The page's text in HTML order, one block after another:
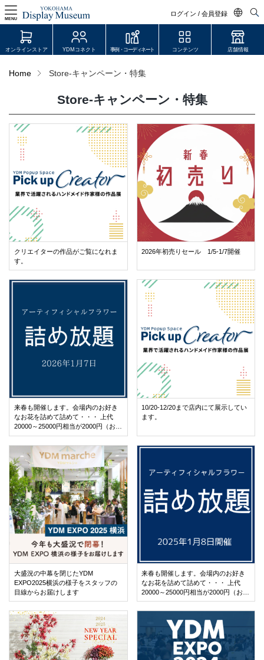
ログイン / 会員登録
日本語
MENU
ログイン・会員登録
オンラインストア
YDM Connect
会員登録・取引申請
リンク
JDCA(ディスプレイスクール)
店舗情報・営業日
会社情報
採用情報
お問い合わせ
プライバシーポリシー
オンラインストア YDMコネクト 事例・コーディネート コンテンツ 店舗情報
Home Store-キャンペーン・特集
Store-キャンペーン・特集
クリエイターの作品がご覧になれま
す。
2026年初売りセール 1/5-1/7開催
来春も開催します。会場内のお好き
なお花を詰めて詰めて・・・ 上代
20000～25000円相当が2000円（お渡
し価格、税別） アーティフィシャル
フラワー詰め放題
10/20-12/20まで店内にて展示してい
ます。
大盛況の中幕を閉じたYDM
EXPO2025横浜の様子をスタッフの
目線からお届けします
来春も開催します。会場内のお好き
なお花を詰めて詰めて・・・ 上代
20000～25000円相当が2000円（お渡
し価格、税別） アーティフィシャル
フラワー詰め放題